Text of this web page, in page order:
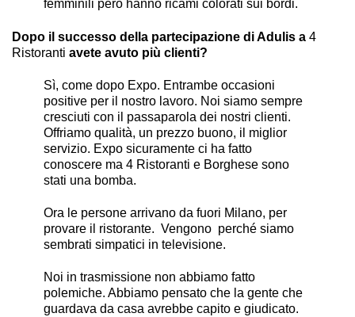
femminili però hanno ricami colorati sui bordi.
Dopo il successo della partecipazione di Adulis a 4
Ristoranti avete avuto più clienti?
Sì, come dopo Expo. Entrambe occasioni
positive per il nostro lavoro. Noi siamo sempre
cresciuti con il passaparola dei nostri clienti.
Offriamo qualità, un prezzo buono, il miglior
servizio. Expo sicuramente ci ha fatto
conoscere ma 4 Ristoranti e Borghese sono
stati una bomba.
Ora le persone arrivano da fuori Milano, per
provare il ristorante. Vengono perché siamo
sembrati simpatici in televisione.
Noi in trasmissione non abbiamo fatto
polemiche. Abbiamo pensato che la gente che
guardava da casa avrebbe capito e giudicato.